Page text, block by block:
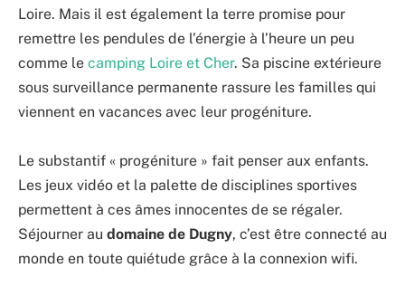
Loire. Mais il est également la terre promise pour
remettre les pendules de l’énergie à l’heure un peu
comme le camping Loire et Cher. Sa piscine extérieure
sous surveillance permanente rassure les familles qui
viennent en vacances avec leur progéniture.
Le substantif « progéniture » fait penser aux enfants.
Les jeux vidéo et la palette de disciplines sportives
permettent à ces âmes innocentes de se régaler.
Séjourner au domaine de Dugny, c’est être connecté au
monde en toute quiétude grâce à la connexion wifi.